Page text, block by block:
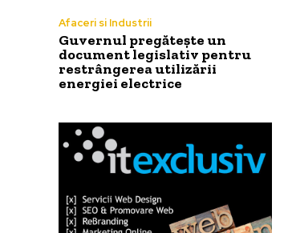
Afaceri si Industrii
Guvernul pregătește un
document legislativ pentru
restrângerea utilizării
energiei electrice